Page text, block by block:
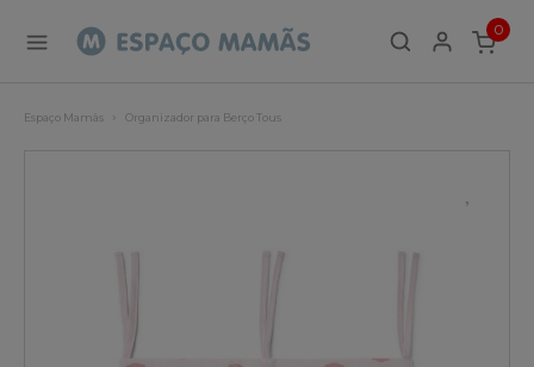
0
ITEMS
Espaço Mamãs Organizador para Berço Tous